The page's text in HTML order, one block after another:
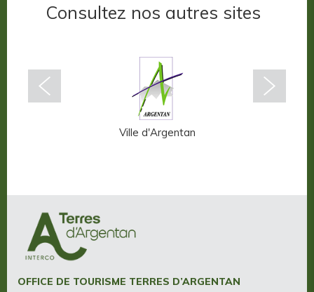
Consultez nos autres sites
Ville d'Argentan
OFFICE DE TOURISME TERRES D’ARGENTAN